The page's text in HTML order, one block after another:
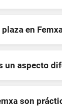
en
un aspecto
son